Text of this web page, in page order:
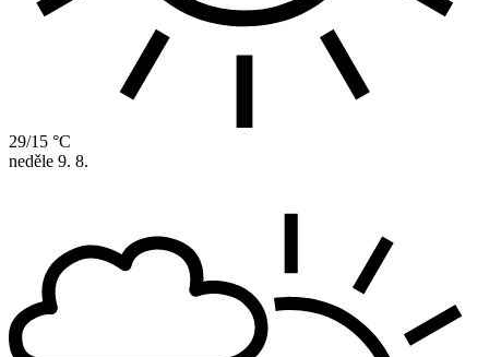
29/15 °C
neděle 9. 8.